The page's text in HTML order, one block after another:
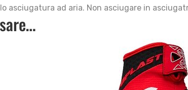
asciugatura ad aria. Non asciugare in